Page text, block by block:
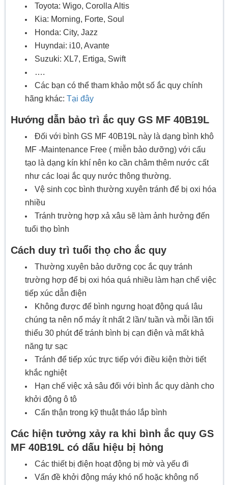
Toyota: Wigo, Corolla Altis
Kia: Morning, Forte, Soul
Honda: City, Jazz
Huyndai: i10, Avante
Suzuki: XL7, Ertiga, Swift
….
Các bạn có thể tham khảo một số ắc quy chính
hãng khác: Tại đây
Hướng dẫn bảo trì ắc quy GS MF 40B19L
Đối với bình GS MF 40B19L này là dạng bình khô
MF -Maintenance Free ( miễn bảo dưỡng) với cấu
tạo là dạng kín khí nên ko cần châm thêm nước cất
như các loại ắc quy nước thông thường.
Vệ sinh cọc bình thường xuyên tránh để bị oxi hóa
nhiều
Tránh trường hợp xả xâu sẽ làm ảnh hưởng đến
tuổi thọ bình
Cách duy trì tuổi thọ cho ắc quy
Thường xuyên bảo dưỡng cọc ắc quy tránh
trường hợp để bị oxi hóa quá nhiều làm hạn chế việc
tiếp xúc dẫn điện
Không được để bình ngưng hoạt động quá lâu
chúng ta nên nổ máy ít nhất 2 lần/ tuần và mỗi lần tối
thiểu 30 phút để tránh bình bị cạn điện và mất khả
năng tự sạc
Tránh để tiếp xúc trực tiếp với điều kiện thời tiết
khắc nghiệt
Hạn chế việc xả sâu đối với bình ắc quy dành cho
khởi động ô tô
Cẩn thận trong kỹ thuật tháo lắp bình
Các hiện tưởng xảy ra khi bình ắc quy GS
MF 40B19L có dấu hiệu bị hỏng
Các thiết bị điện hoạt động bị mờ và yếu đi
Vấn đề khởi động máy khó nổ hoặc không nổ